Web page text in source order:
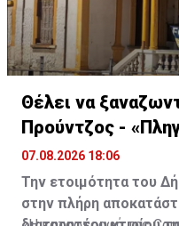
Θέλει να
Προύντζος -
07.08.2026 18:06
Την ετοιμότητα του
στην πλήρη